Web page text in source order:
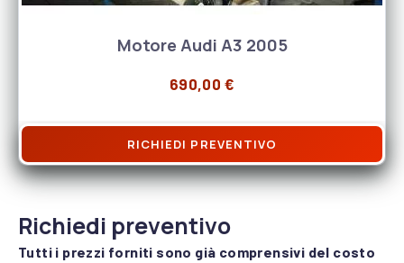
Motore Audi A3 2005
690,00 €
RICHIEDI PREVENTIVO
Richiedi preventivo
Tutti i prezzi forniti sono già comprensivi del costo